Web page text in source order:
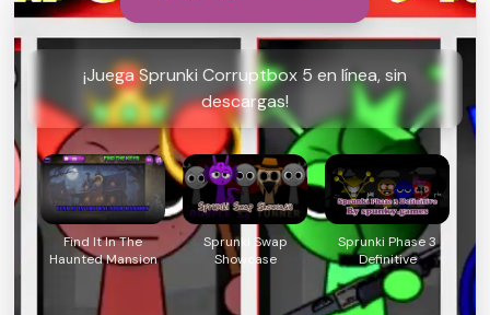
¡Juega Sprunki Corruptbox 5 en línea, sin
descargas!
Find It In The
Haunted Mansion
Sprunki Swap
Showcase
Sprunki Phase 3
Definitive